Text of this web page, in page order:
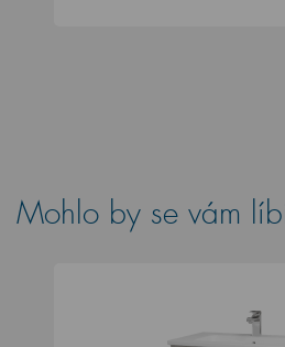
Mohlo by se vám